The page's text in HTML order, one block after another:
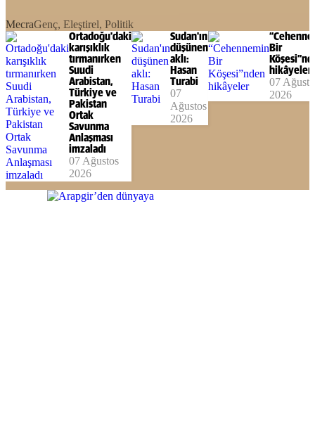
MecraGenç, Eleştirel, Politik
Ortadoğu'daki
karışıklık
tırmanırken
Suudi
Arabistan,
Türkiye ve
Pakistan
Ortak
Savunma
Anlaşması
imzaladı
07 Ağustos
2026
Sudan'ın
düşünen
aklı:
Hasan
Turabi
07
Ağustos
2026
Bir
hikâyeler
07
2026